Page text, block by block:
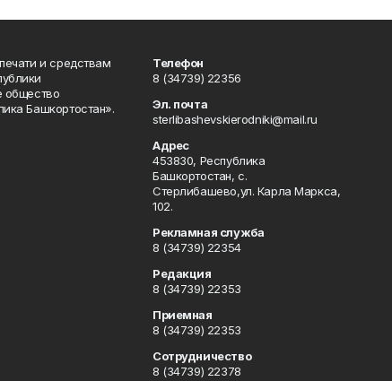
и средствам
общество
Башкортостан».
Телефон
8 (34739) 22356
Эл. почта
sterlibashevskierodniki@mail.ru
Адрес
453830, Республика
Башкортостан, c.
Стерлибашево,ул. Карла Маркса,
102.
Рекламная служба
8 (34739) 22354
Редакция
8 (34739) 22353
Приемная
8 (34739) 22353
Сотрудничество
8 (34739) 22378